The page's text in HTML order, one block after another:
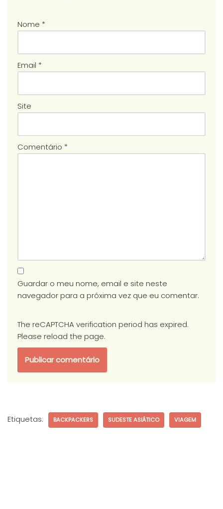
Nome *
Email *
Site
Comentário *
Guardar o meu nome, email e site neste
navegador para a próxima vez que eu comentar.
The reCAPTCHA verification period has expired.
Please reload the page.
Etiquetas: BACKPACKERS SUDESTE ASIÁTICO VIAGEM